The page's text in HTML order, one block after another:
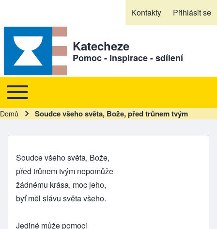
Kontakty Přihlásit se
Katecheze
Pomoc - inspirace - sdílení
Hlavní navigace
Toggle main menu
Drobečková navigace
Domů Soudce všeho světa, Bože, před trůnem tvým
Soudce všeho světa, Bože,
před trůnem tvým nepomůže
žádnému krása, moc jeho,
byť měl slávu světa všeho.
Jediné může pomoci